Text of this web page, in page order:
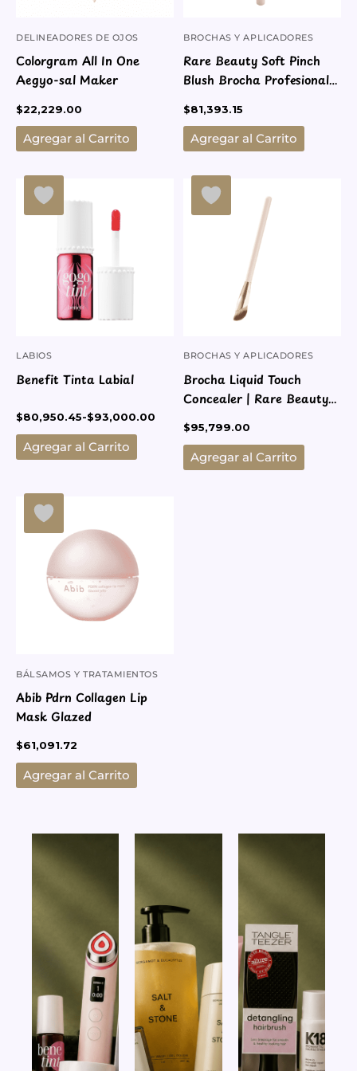
DELINEADORES DE OJOS
Colorgram All In One
Aegyo-sal Maker
$22,229.00
Agregar al Carrito
la
página
de
producto
BROCHAS Y APLICADORES
Rare Beauty Soft Pinch
Blush Brocha Profesional
$81,393.15
Agregar al Carrito
LABIOS
Benefit Tinta Labial
$80,950.45-$93,000.00
Rango
precios:
desde
$93,000.00
Agregar al Carrito
Este
producto
tiene
variantes.
opciones
la
de
producto
BROCHAS Y APLICADORES
Brocha Liquid Touch
Concealer | Rare Beauty
$95,799.00
Agregar al Carrito
BÁLSAMOS Y TRATAMIENTOS
Abib Pdrn Collagen Lip
Mask Glazed
$61,091.72
Agregar al Carrito